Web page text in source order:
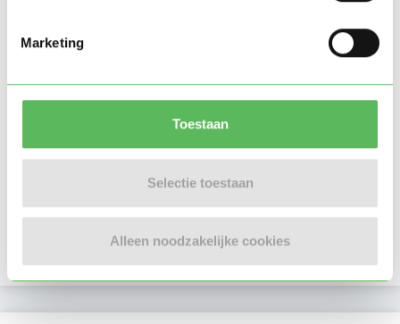
Marketing
Toestaan
Selectie toestaan
Alleen noodzakelijke cookies